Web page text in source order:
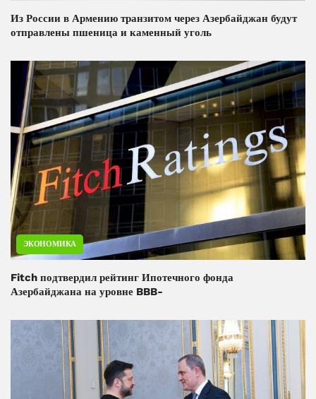
Из России в Армению транзитом через Азербайджан будут
отправлены пшеница и каменный уголь
ЭКОНОМИКА
Fitch подтвердил рейтинг Ипотечного фонда
Азербайджана на уровне BBB-